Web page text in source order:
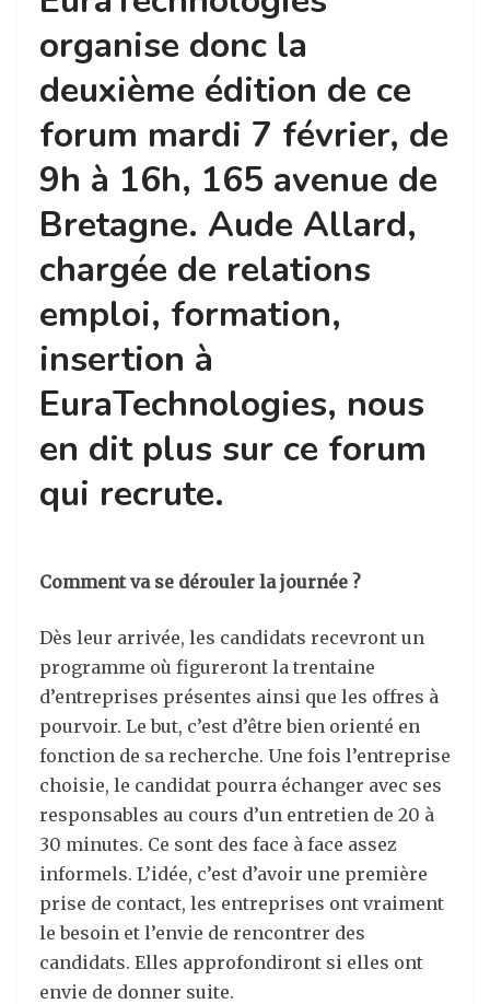
organise donc la
deuxième édition de ce
forum mardi 7 février, de
9h à 16h, 165 avenue de
Bretagne. Aude Allard,
chargée de relations
emploi, formation,
insertion à
EuraTechnologies, nous
en dit plus sur ce forum
qui recrute.
Comment va se dérouler la journée ?
Dès leur arrivée, les candidats recevront un
programme où figureront la trentaine
d’entreprises présentes ainsi que les offres à
pourvoir. Le but, c’est d’être bien orienté en
fonction de sa recherche. Une fois l’entreprise
choisie, le candidat pourra échanger avec ses
responsables au cours d’un entretien de 20 à
30 minutes. Ce sont des face à face assez
informels. L’idée, c’est d’avoir une première
prise de contact, les entreprises ont vraiment
le besoin et l’envie de rencontrer des
candidats. Elles approfondiront si elles ont
envie de donner suite.